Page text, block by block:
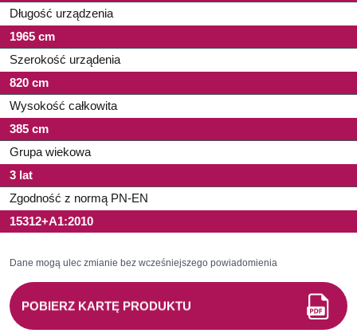
Długość urządzenia
1965 cm
Szerokość urządenia
820 cm
Wysokość całkowita
385 cm
Grupa wiekowa
3 lat
Zgodność z normą PN-EN
15312+A1:2010
Dane mogą ulec zmianie bez wcześniejszego powiadomienia
POBIERZ KARTĘ PRODUKTU